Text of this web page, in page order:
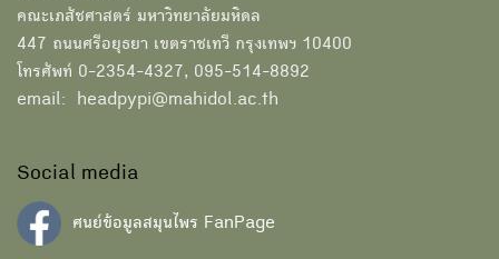
คณะเภสัชศาสตร์ มหาวิทยาลัยมหิดล
447 ถนนศรีอยุธยา เขตราชเทวี กรุงเทพฯ 10400
โทรศัพท์ 0-2354-4327, 095-514-8892
email: headpypi@mahidol.ac.th
Social media
ศนย์ข้อมูลสมุนไพร FanPage